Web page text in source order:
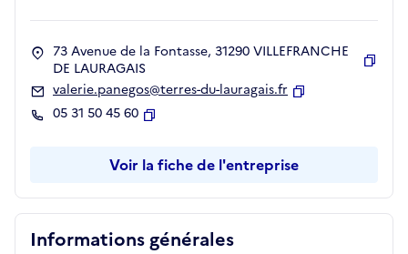
Informations générales
73 Avenue de la Fontasse, 31290 VILLEFRANCHE
DE LAURAGAIS
valerie.panegos@terres-du-lauragais.fr
05 31 50 45 60
Voir la fiche de l'entreprise